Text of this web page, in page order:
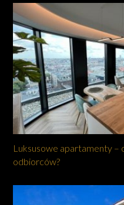
Luksusowe apartamenty –
odbiorców?